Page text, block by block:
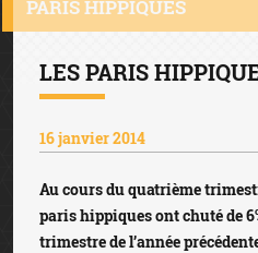
PARIS HIPPIQUES
LES PARIS
16 janvier 2014
Au cours du quatrième
paris hippiques ont chuté de
trimestre de l’année